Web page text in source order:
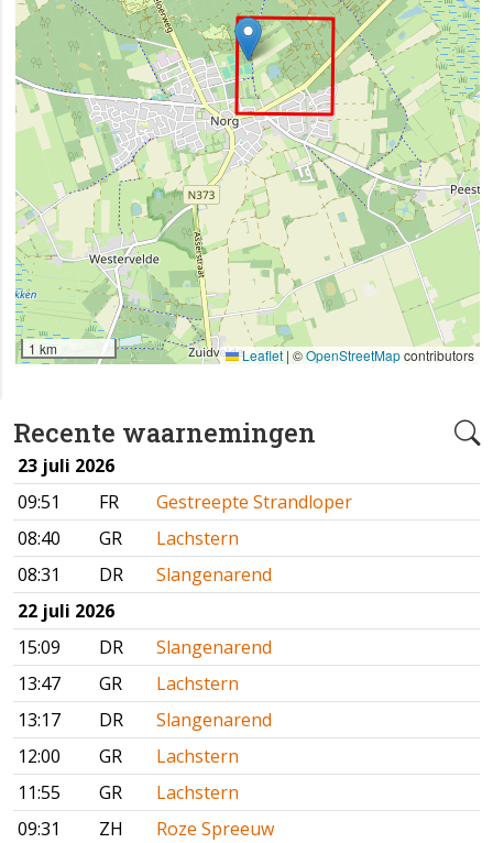
Recente waarnemingen
23 juli 2026
09:51
FR
Gestreepte Strandloper
08:40
GR
Lachstern
08:31
DR
Slangenarend
22 juli 2026
15:09
DR
Slangenarend
13:47
GR
Lachstern
13:17
DR
Slangenarend
12:00
GR
Lachstern
11:55
GR
Lachstern
09:31
ZH
Roze Spreeuw
1 km Leaflet | ©OpenStreetMapcontributors